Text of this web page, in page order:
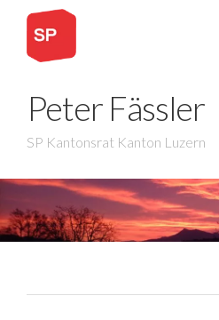
Peter Fässler
SP Kantonsrat Kanton Luzern